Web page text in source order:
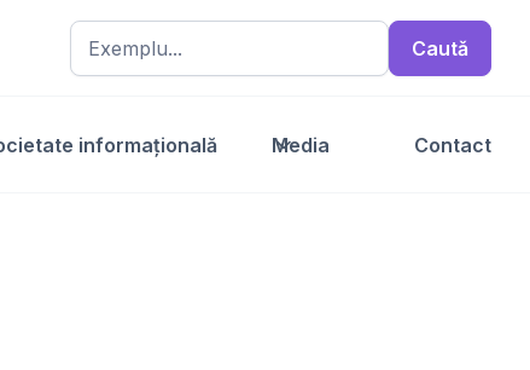
informațională Media Contact